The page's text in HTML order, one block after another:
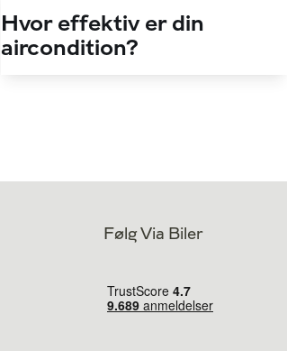
Hvor effektiv er din
aircondition?
Følg Via Biler